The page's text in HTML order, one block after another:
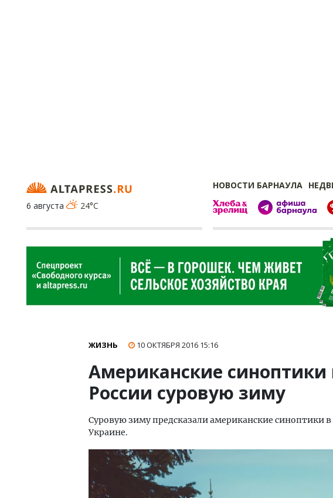
НОВОСТИ БАРНАУЛА
6 августа
24°C
ЖИЗНЬ 10 ОКТЯБРЯ 2016 15:16
Американские синоптики
России суровую зиму
Суровую зиму предсказали американские синоптики
Украине.